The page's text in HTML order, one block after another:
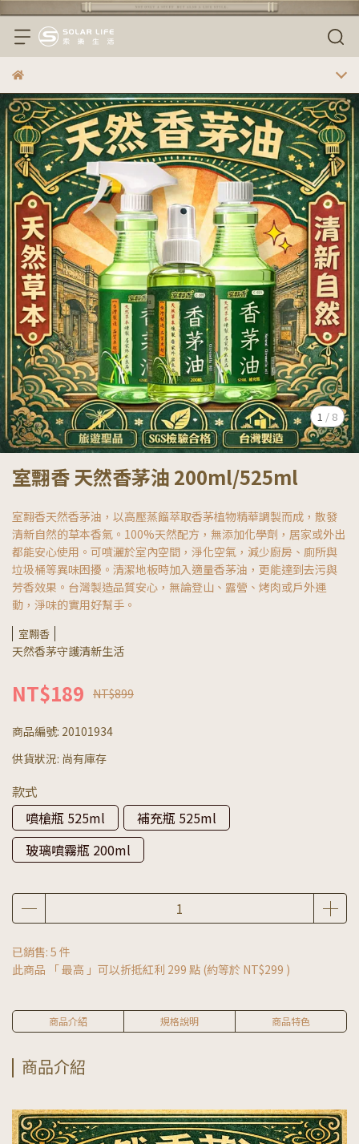
1 / 8
室翲香 天然香茅油 200ml/525ml
室翲香天然香茅油，以高壓蒸餾萃取香茅植物精華調製而成，散發
清新自然的草本香氣。100%天然配方，無添加化學劑，居家或外出
都能安心使用。可噴灑於室內空間，淨化空氣，減少廚房、廁所與
垃圾桶等異味困擾。清潔地板時加入適量香茅油，更能達到去污與
芳香效果。台灣製造品質安心，無論登山、露營、烤肉或戶外運
動，淨味的實用好幫手。
室翲香
天然香茅守護清新生活
NT$189 NT$899
商品編號: 20101934
供貨狀況: 尚有庫存
款式
噴槍瓶 525ml
補充瓶 525ml
玻璃噴霧瓶 200ml
已銷售: 5 件
此商品 「 最高 」可以折抵紅利 299 點 (約等於 NT$299 )
商品介紹 規格說明 商品特色
商品介紹